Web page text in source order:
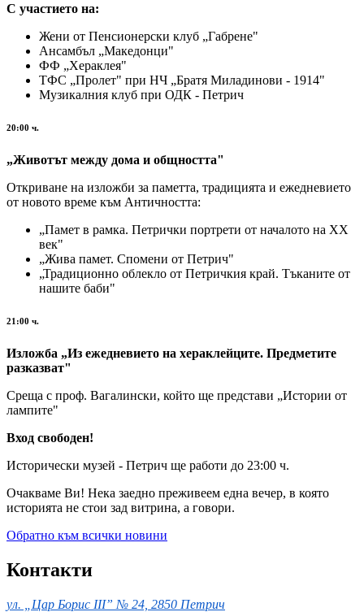
С участието на:
Жени от Пенсионерски клуб „Габрене"
Ансамбъл „Македонци"
ФФ „Хераклея"
ТФС „Пролет" при НЧ „Братя Миладинови - 1914"
Музикалния клуб при ОДК - Петрич
20:00 ч.
„Животът между дома и общността"
Откриване на изложби за паметта, традицията и ежедневието
от новото време към Античността:
„Памет в рамка. Петрички портрети от началото на XX
век"
„Жива памет. Спомени от Петрич"
„Традиционно облекло от Петричкия край. Тъканите от
нашите баби"
21:00 ч.
Изложба „Из ежедневието на хераклейците. Предметите
разказват"
Среща с проф. Вагалински, който ще представи „Истории от
лампите"
Вход свободен!
Исторически музей - Петрич ще работи до 23:00 ч.
Очакваме Ви! Нека заедно преживеем една вечер, в която
историята не стои зад витрина, а говори.
Обратно към всички новини
Контакти
ул. „Цар Борис III” № 24, 2850 Петрич